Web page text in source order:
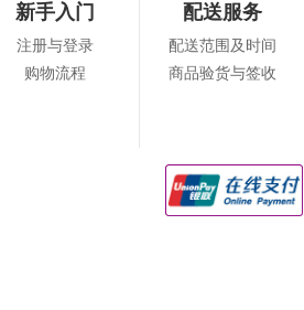
新手入门
注册与登录
购物流程
配送服务
配送范围及时间
商品验货与签收